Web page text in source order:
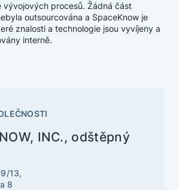
vývojových procesů. Žádná část
outsourcována a SpaceKnow je
znalosti a technologie jsou vyvíjeny a
interně.
INC., odštěpný
13,
8